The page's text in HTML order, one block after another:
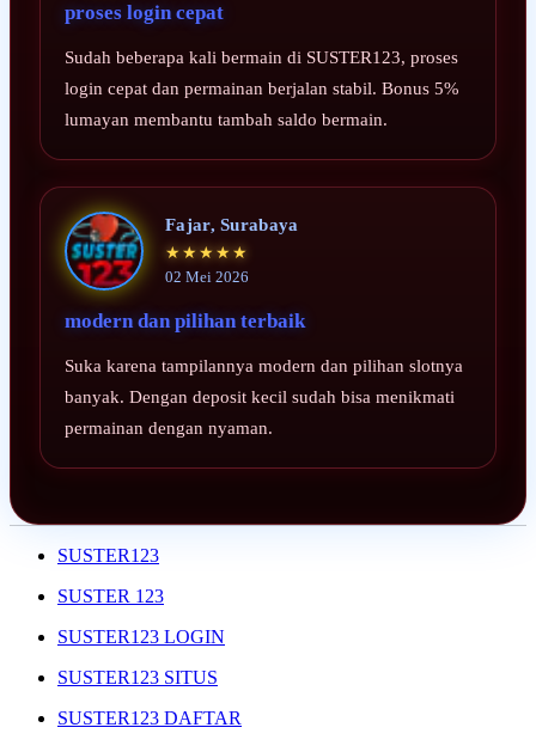
proses login cepat
Sudah beberapa kali bermain di SUSTER123, proses
login cepat dan permainan berjalan stabil. Bonus 5%
lumayan membantu tambah saldo bermain.
Fajar, Surabaya
★★★★★
02 Mei 2026
modern dan pilihan terbaik
Suka karena tampilannya modern dan pilihan slotnya
banyak. Dengan deposit kecil sudah bisa menikmati
permainan dengan nyaman.
SUSTER123
SUSTER 123
SUSTER123 LOGIN
SUSTER123 SITUS
SUSTER123 DAFTAR